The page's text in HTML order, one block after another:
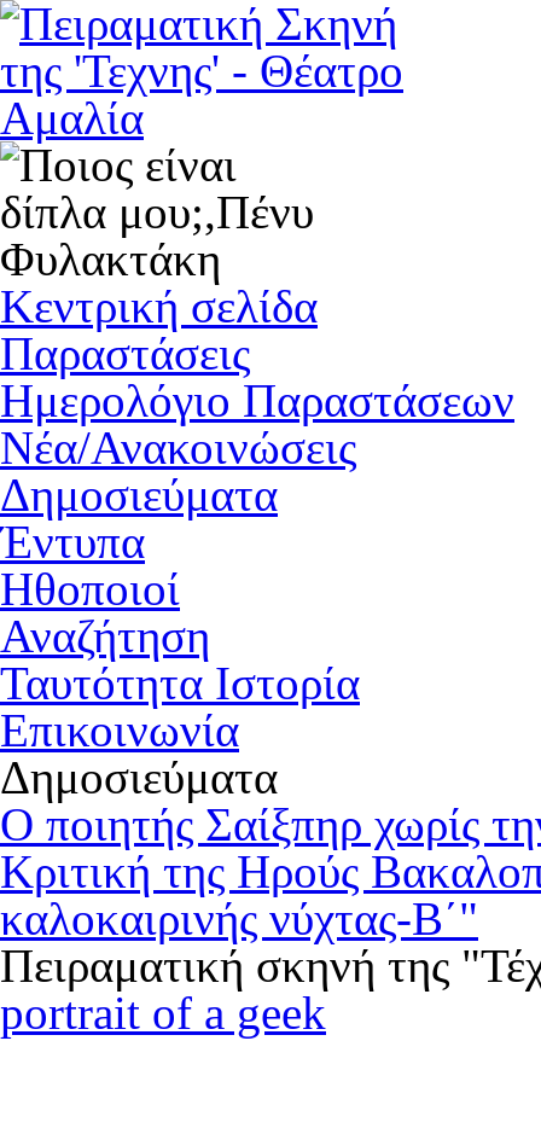
Κεντρική σελίδα
Παραστάσεις
Ημερολόγιο Παραστάσεων
Νέα/Ανακοινώσεις
Δημοσιεύματα
Έντυπα
Ηθοποιοί
Αναζήτηση
Ταυτότητα Ιστορία
Επικοινωνία
Δημοσιεύματα
Ο ποιητής Σαίξπηρ χωρίς
Κριτική της Ηρούς
καλοκαιρινής νύχτας-Β΄"
Πειραματική σκηνή της
portrait of a geek